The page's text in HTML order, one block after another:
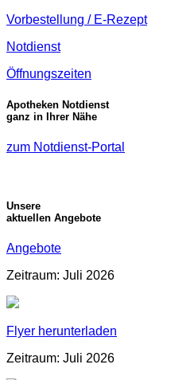
Vorbestellung / E-Rezept
Notdienst
Öffnungszeiten
Apotheken Notdienst
ganz in Ihrer Nähe
zum Notdienst-Portal
Unsere
aktuellen Angebote
Angebote
Zeitraum: Juli 2026
Flyer herunterladen
Zeitraum: Juli 2026